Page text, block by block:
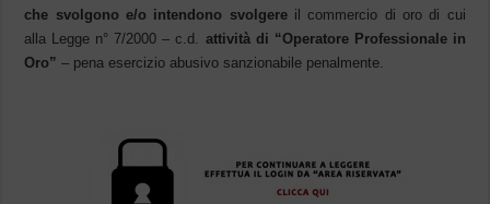
che svolgono e/o intendono svolgereil commercio di oro di cui
alla Legge n° 7/2000 – c.d. attività di “Operatore Professionale in
Oro” – pena esercizio abusivo sanzionabile penalmente.